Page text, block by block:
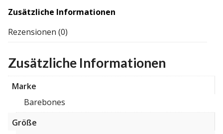
Zusätzliche Informationen
Rezensionen (0)
Zusätzliche Informationen
Marke
Barebones
Größe